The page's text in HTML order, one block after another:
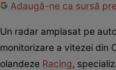
Adaugă-ne ca sursă
Un radar amplasat pe
monitorizare a vitezei din
olandeze Racing,